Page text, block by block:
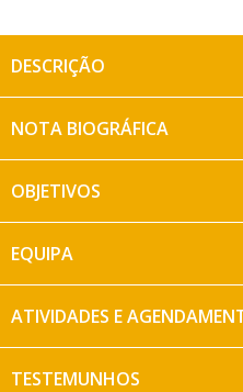
DESCRIÇÃO
NOTA BIOGRÁFICA
OBJETIVOS
EQUIPA
ATIVIDADES E
TESTEMUNHOS